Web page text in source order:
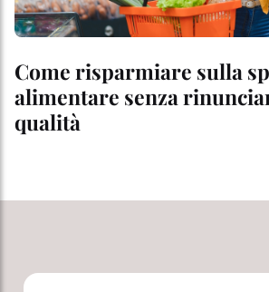
Come risparmiare sulla
alimentare senza
qualità